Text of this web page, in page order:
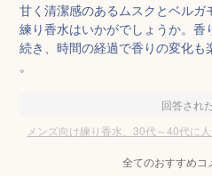
甘く清潔感のあるムスクとベル
練り香水はいかがでしょうか。香
続き、時間の経過で香りの変化
。
回答され
メンズ向け練り香水、30代～40代に
全てのおすすめコ